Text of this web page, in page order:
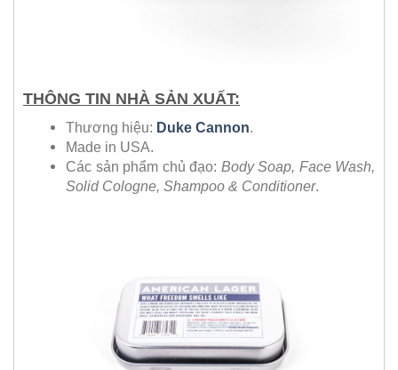
THÔNG TIN NHÀ SẢN XUẤT:
Thương hiệu: Duke Cannon.
Made in USA.
Các sản phẩm chủ đạo: Body Soap, Face Wash,
Solid Cologne, Shampoo & Conditioner.